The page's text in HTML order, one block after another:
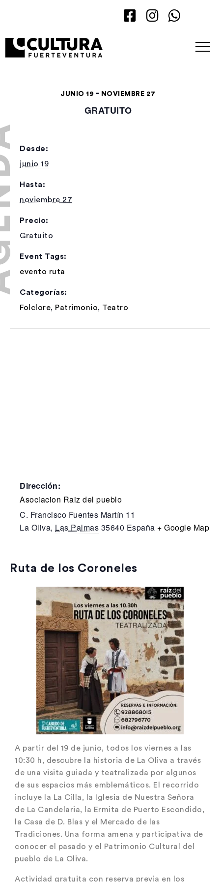
JUNIO 19 - NOVIEMBRE 27
GRATUITO
Desde:
junio 19
Hasta:
noviembre 27
Precio:
Gratuito
Event Tags:
evento ruta
Categorías:
Folclore, Patrimonio, Teatro
Dirección:
Asociacion Raiz del pueblo
C. Francisco Fuentes Martín 11
La Oliva, Las Palmas 35640 España + Google Map
Ruta de los Coroneles
A partir del 19 de junio, todos los viernes a las
10:30 h, descubre la historia de La Oliva a través
de una visita guiada y teatralizada por algunos
de sus espacios más emblemáticos. El recorrido
incluye la La Cilla, la Iglesia de Nuestra Señora
de La Candelaria, la Ermita de Puerto Escondido,
la Casa de D. Blas y el Mercado de las
Tradiciones. Una forma amena y participativa de
conocer el pasado y el Patrimonio Cultural del
pueblo de La Oliva.
Actividad gratuita con reserva previa en los